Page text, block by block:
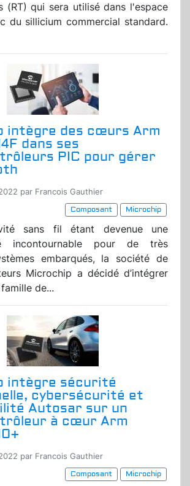
(RT) qui sera utilisé dans l'espace
du sillicium commercial standard.
intègre des cœurs Arm
dans ses
PIC pour gérer
par Francois Gauthier
Composant
Microchip
sans fil étant devenue une
incontournable pour de très
embarqués, la société de
Microchip a décidé d’intégrer
de...
intègre sécurité
cybersécurité et
Autosar sur un
à cœur Arm
par Francois Gauthier
Composant
Microchip